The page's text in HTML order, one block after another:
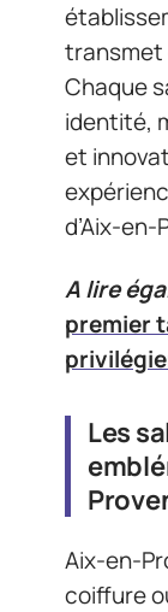
transmet
Chaque
identité,
et
d’Aix-
A lire
premier
Les
Aix-en-
coiffure